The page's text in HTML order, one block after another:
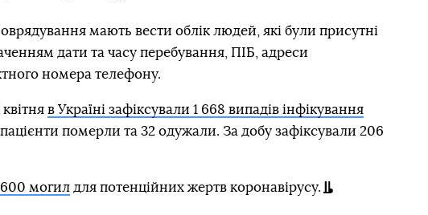
мають вести облік людей, які були присутні
дати та часу перебування, ПІБ, адреси
номера телефону.
в Україні зафіксували 1 668 випадів інфікування
померли та 32 одужали. За добу зафіксували 206
могилдля потенційних жертв коронавірусу.